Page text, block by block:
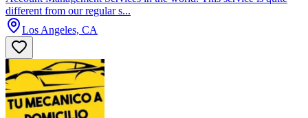
different from our regular s...
Los Angeles, CA